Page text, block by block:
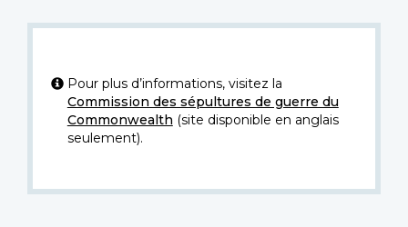
Pour plus d’informations, visitez la
Commission des sépultures de guerre du
Commonwealth (site disponible en anglais
seulement).